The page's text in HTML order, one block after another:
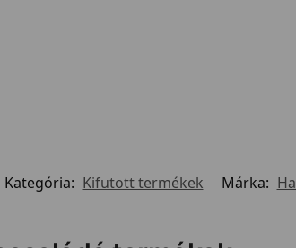
Kategória: Kifutott termékek Márka: